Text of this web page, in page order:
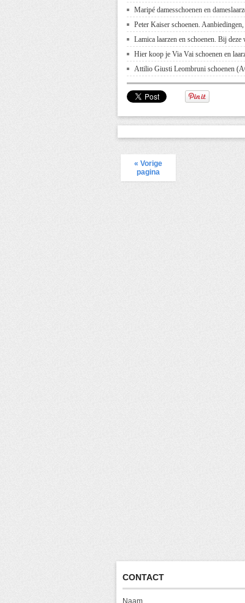
Maripé damesschoenen en
Peter Kaiser schoenen.
Lamica laarzen en schoenen. Bij
Hier koop je Via Vai schoenen en
Attilio Giusti Leombruni schoenen
« Vorige
pagina
CONTACT
Naam